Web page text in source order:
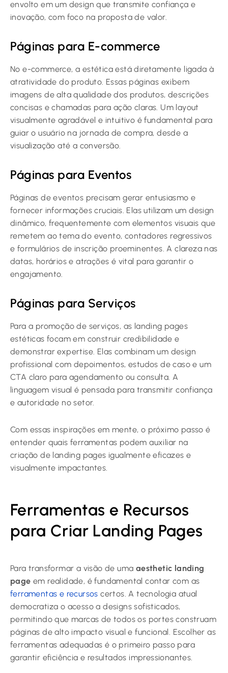
envolto em um design que transmite confiança e
inovação, com foco na proposta de valor.
Páginas para E-commerce
No e-commerce, a estética está diretamente ligada à
atratividade do produto. Essas páginas exibem
imagens de alta qualidade dos produtos, descrições
concisas e chamadas para ação claras. Um layout
visualmente agradável e intuitivo é fundamental para
guiar o usuário na jornada de compra, desde a
visualização até a conversão.
Páginas para Eventos
Páginas de eventos precisam gerar entusiasmo e
fornecer informações cruciais. Elas utilizam um design
dinâmico, frequentemente com elementos visuais que
remetem ao tema do evento, contadores regressivos
e formulários de inscrição proeminentes. A clareza nas
datas, horários e atrações é vital para garantir o
engajamento.
Páginas para Serviços
Para a promoção de serviços, as landing pages
estéticas focam em construir credibilidade e
demonstrar expertise. Elas combinam um design
profissional com depoimentos, estudos de caso e um
CTA claro para agendamento ou consulta. A
linguagem visual é pensada para transmitir confiança
e autoridade no setor.
Com essas inspirações em mente, o próximo passo é
entender quais ferramentas podem auxiliar na
criação de landing pages igualmente eficazes e
visualmente impactantes.
Ferramentas e Recursos
para Criar Landing Pages
Para transformar a visão de uma aesthetic landing
page em realidade, é fundamental contar com as
ferramentas e recursos certos. A tecnologia atual
democratiza o acesso a designs sofisticados,
permitindo que marcas de todos os portes construam
páginas de alto impacto visual e funcional. Escolher as
ferramentas adequadas é o primeiro passo para
garantir eficiência e resultados impressionantes.